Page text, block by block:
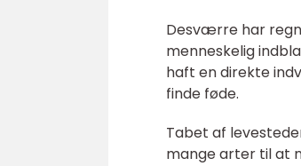
Desværre har
menneskelig
haft en direkte
finde føde.
Tabet af
mange arter til at